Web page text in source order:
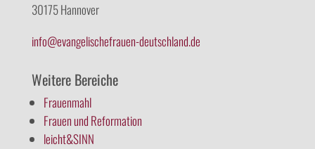
30175 Hannover
info@evangelischefrauen-deutschland.de
Weitere Bereiche
Frauenmahl
Frauen und Reformation
leicht&SINN